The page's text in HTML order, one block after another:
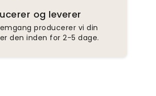
og leverer
producerer vi din
den inden for 2-5 dage.